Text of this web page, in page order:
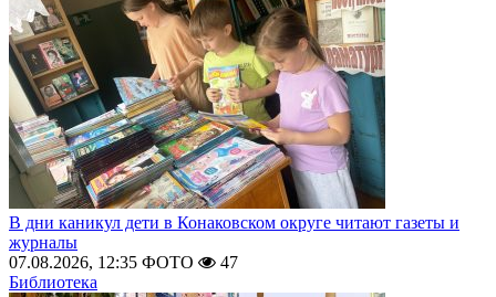
В дни каникул дети в Конаковском округе читают газеты и
журналы
07.08.2026, 12:35 ФОТО
47
Библиотека